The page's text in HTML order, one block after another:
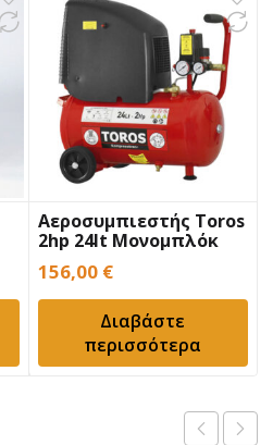
Αεροσυμπιεστής Toros
2hp 24lt Μονομπλόκ
OilFree
156,00 €
Διαβάστε
περισσότερα